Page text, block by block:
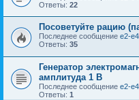
Ответы: 22
Посоветуйте рацию
Последнее сообщение e2-e4
Ответы: 35
Генератор
амплитуда 1 В
Последнее сообщение e2-e4
Ответы: 1